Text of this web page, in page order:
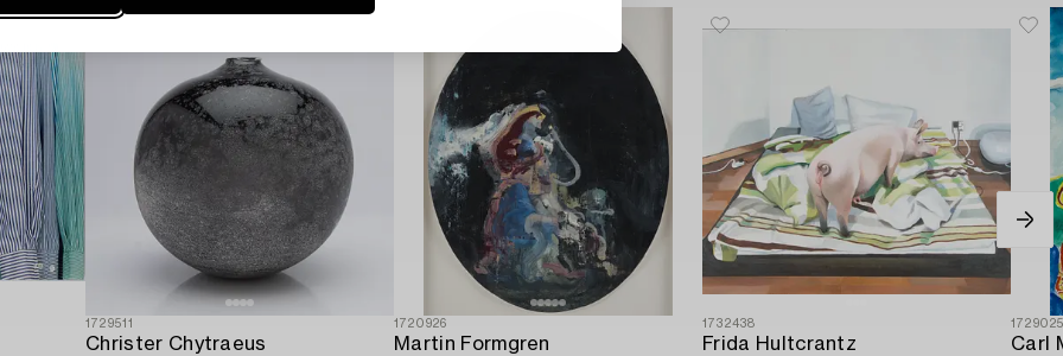
1729511
Christer Chytraeus
1720926
Martin Formgren
1732438
Frida Hultcrantz Carl